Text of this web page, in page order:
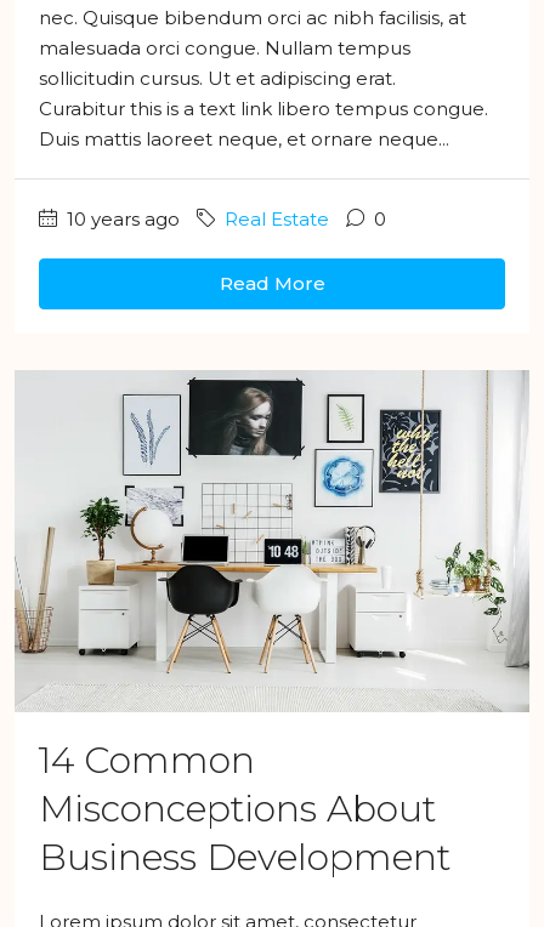
nec. Quisque bibendum orci ac nibh facilisis, at
malesuada orci congue. Nullam tempus
sollicitudin cursus. Ut et adipiscing erat.
Curabitur this is a text link libero tempus congue.
Duis mattis laoreet neque, et ornare neque...
10 years ago Real Estate 0
Read More
14 Common
Misconceptions About
Business Development
Lorem ipsum dolor sit amet, consectetur